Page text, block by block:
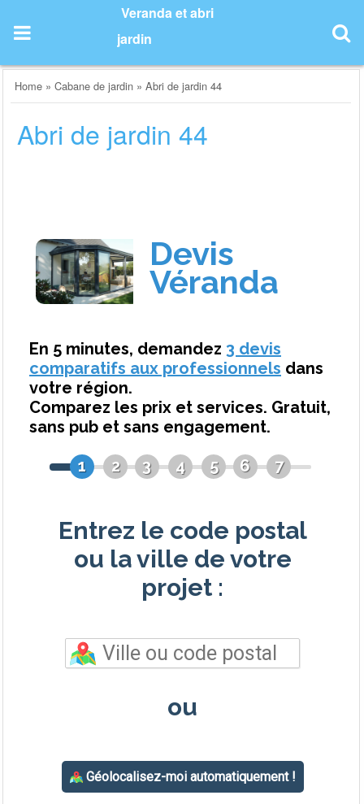
content
Veranda et abri
jardin
Home »Cabane de jardin »Abri de jardin 44
Abri de jardin 44